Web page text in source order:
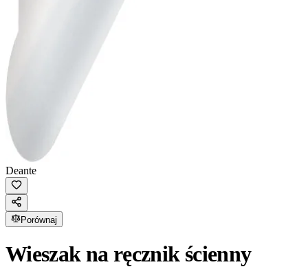
Deante
Porównaj
Wieszak na ręcznik ścienny